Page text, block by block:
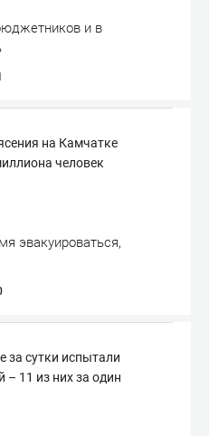
и в
на Камчатке
человек
эвакуироваться,
за сутки испытали
– 11 из них за один